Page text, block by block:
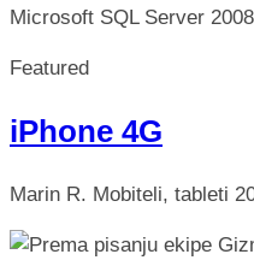
Microsoft SQL Server
Featured
iPhone 4G
Marin R. Mobiteli, tableti